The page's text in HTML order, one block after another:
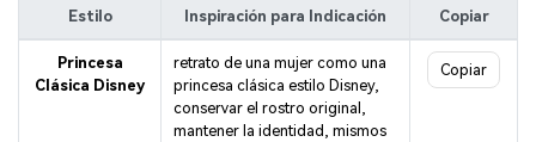
Estilo Inspiración para Indicación Copiar
Princesa
Clásica Disney
retrato de una mujer como una
princesa clásica estilo Disney,
conservar el rostro original,
mantener la identidad, mismos
Copiar